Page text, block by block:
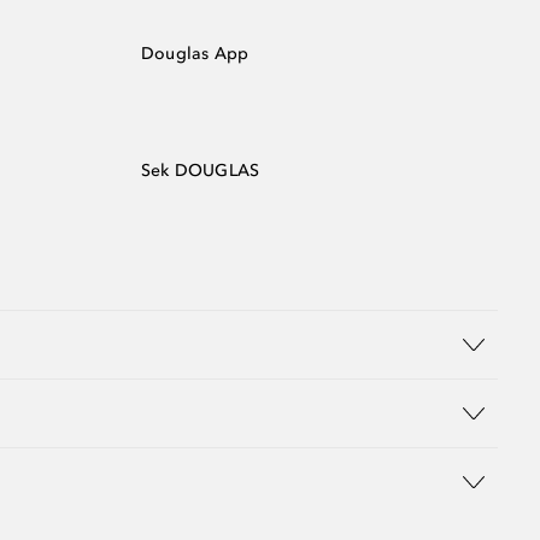
Douglas App
Sek DOUGLAS